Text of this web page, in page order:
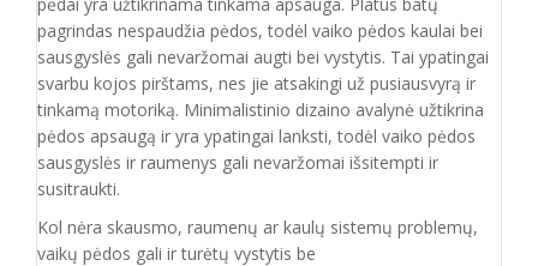
pagrindas nespaudžia pėdos, todėl vaiko pėdos kaulai bei
sausgyslės gali nevaržomai augti bei vystytis. Tai ypatingai
svarbu kojos pirštams, nes jie atsakingi už pusiausvyrą ir
tinkamą motoriką. Minimalistinio dizaino avalynė užtikrina
pėdos apsaugą ir yra ypatingai lanksti, todėl vaiko pėdos
sausgyslės ir raumenys gali nevaržomai išsitempti ir
susitraukti.
Kol nėra skausmo, raumenų ar kaulų sistemų problemų,
vaikų pėdos gali ir turėtų vystytis be